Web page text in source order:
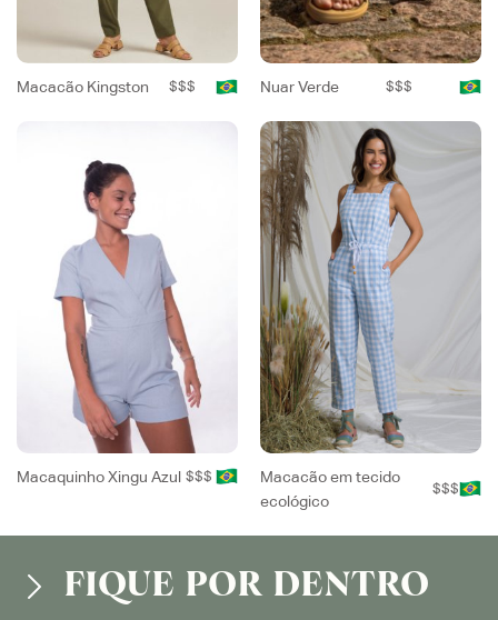
Macacão Kingston $$$ Nuar Verde $$$
Macaquinho Xingu Azul $$$
Macacão em tecido
ecológico
$$$
FIQUE POR DENTRO